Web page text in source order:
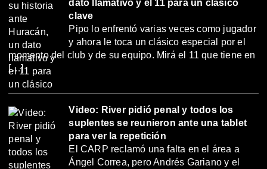
dato llamativo y el 11 para un clásico
clave
Pipo lo enfrentó varias veces como jugador
y ahora le toca un clásico especial por el
momento del club y de su equipo. Mirá el 11 que tiene en
[…]
Video: River pidió penal y todos los
suplentes se reunieron ante una tablet
para ver la repetición
El CARP reclamó una falta en el área a
Ángel Correa, pero Andrés Gariano y el